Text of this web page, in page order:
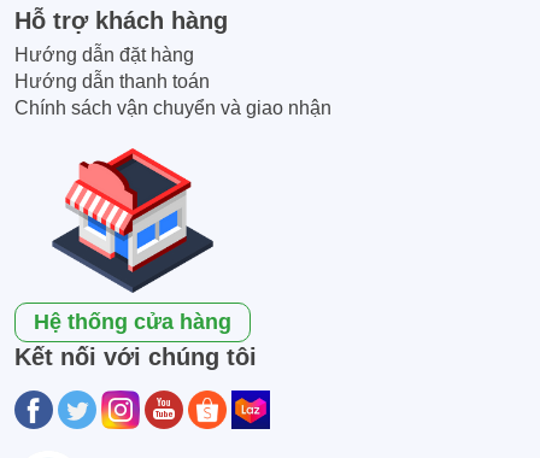
Hỗ trợ khách hàng
Hướng dẫn đặt hàng
Hướng dẫn thanh toán
Chính sách vận chuyển và giao nhận
Hệ thống cửa hàng
Kết nối với chúng tôi